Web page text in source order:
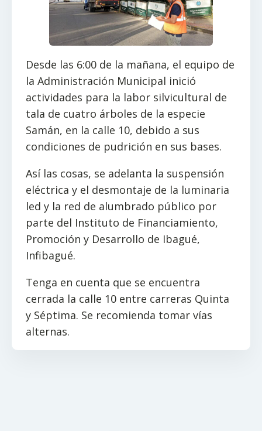
Desde las 6:00 de la mañana, el equipo de
la Administración Municipal inició
actividades para la labor silvicultural de
tala de cuatro árboles de la especie
Samán, en la calle 10, debido a sus
condiciones de pudrición en sus bases.
Así las cosas, se adelanta la suspensión
eléctrica y el desmontaje de la luminaria
led y la red de alumbrado público por
parte del Instituto de Financiamiento,
Promoción y Desarrollo de Ibagué,
Infibagué.
Tenga en cuenta que se encuentra
cerrada la calle 10 entre carreras Quinta
y Séptima. Se recomienda tomar vías
alternas.